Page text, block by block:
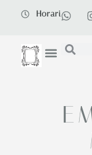
Horari